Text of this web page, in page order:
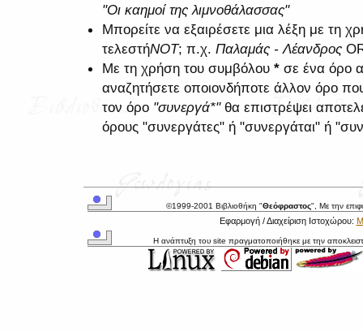
"Οι καημοί της λιμνοθάλασσας"
Μπορείτε να εξαιρέσετε μια λέξη με τη
τελεστήNOT; π.χ. Παλαμάς - Λέανδρος
Με τη χρήση του συμβόλου * σε ένα όρο
αναζητήσετε οποιονδήποτε άλλον όρο
τον όρο "συνεργά*"θα επιστρέψει
όρους "συνεργάτες" ή "συνεργάται" ή
©1999-2001 Βιβλιοθήκη "Θεόφραστος", Με την
Εφαρμογή / Διαχείριση Ιστοχώρου:
Η ανάπτυξη του site πραγματοποιήθηκε με την